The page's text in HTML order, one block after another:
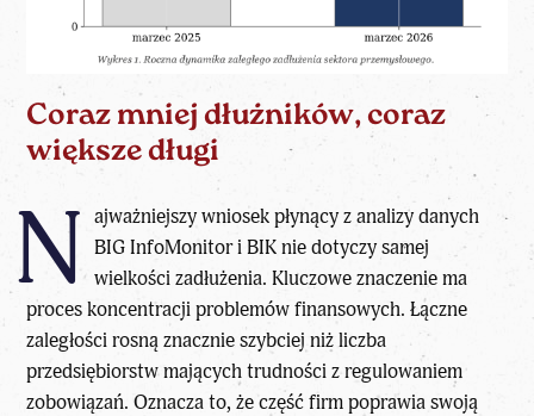
Coraz mniej dłużników, coraz
większe długi
N ajważniejszy wniosek płynący z analizy danych
BIG InfoMonitor i BIK nie dotyczy samej
wielkości zadłużenia. Kluczowe znaczenie ma
proces koncentracji problemów finansowych. Łączne
zaległości rosną znacznie szybciej niż liczba
przedsiębiorstw mających trudności z regulowaniem
zobowiązań. Oznacza to, że część firm poprawia swoją